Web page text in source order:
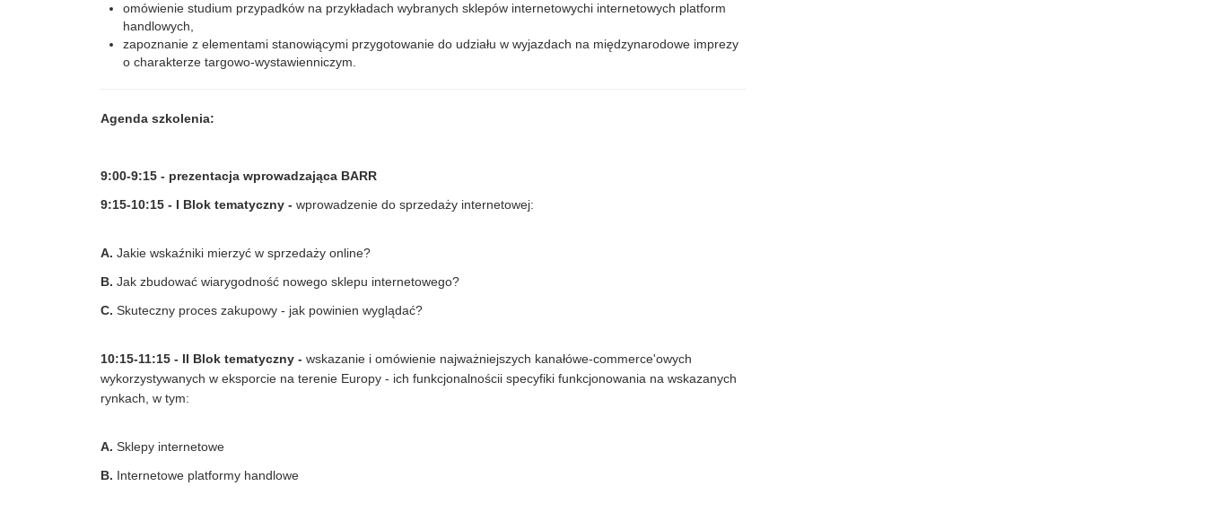
omówienie studium przypadków na przykładach wybranych sklepów internetowychi internetowych platform
handlowych,
zapoznanie z elementami stanowiącymi przygotowanie do udziału w wyjazdach na międzynarodowe imprezy
o charakterze targowo-wystawienniczym.
Agenda szkolenia:
9:00-9:15 - prezentacja wprowadzająca BARR
9:15-10:15 - I Blok tematyczny - wprowadzenie do sprzedaży internetowej:
A. Jakie wskaźniki mierzyć w sprzedaży online?
B. Jak zbudować wiarygodność nowego sklepu internetowego?
C. Skuteczny proces zakupowy - jak powinien wyglądać?
10:15-11:15 - II Blok tematyczny - wskazanie i omówienie najważniejszych kanałówe-commerce'owych
wykorzystywanych w eksporcie na terenie Europy - ich funkcjonalnościi specyfiki funkcjonowania na wskazanych
rynkach, w tym:
A. Sklepy internetowe
B. Internetowe platformy handlowe